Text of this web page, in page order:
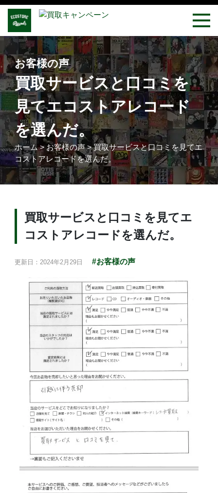
お客様の声
買取サービスと口コミを
見てエコストアレコード
を選んだ。
ホーム>お客様の声>買取サービスと口コミを見てエ
コストアレコードを選んだ。
買取サービスと口コミを見てエ
コストアレコードを選んだ。
更新日：2024年2月29日 #お客様の声